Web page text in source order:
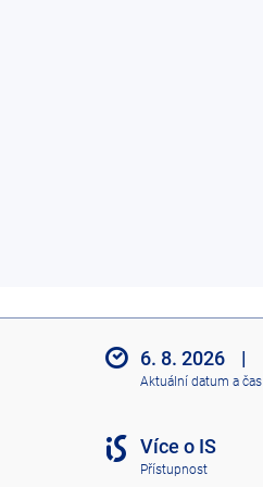
6. 8. 2026 |
Aktuální datum a čas
Více o IS
Přístupnost